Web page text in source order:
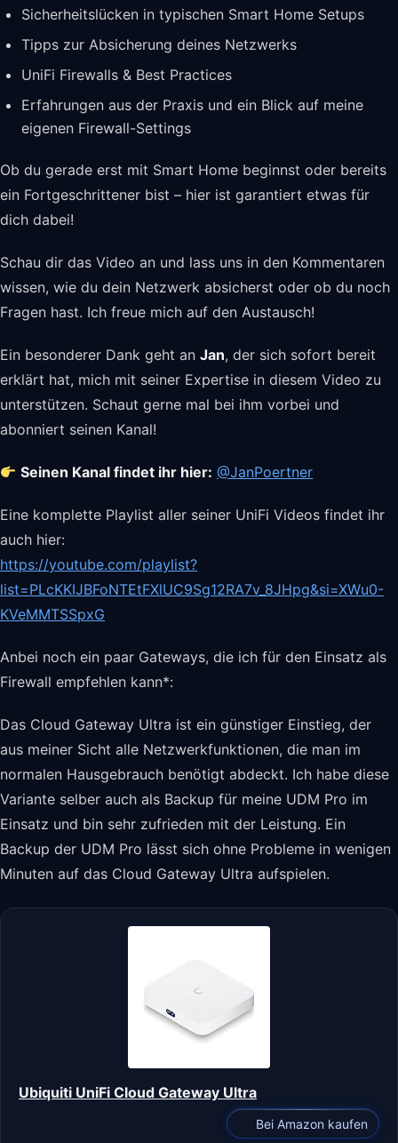
Sicherheitslücken in typischen Smart Home Setups
Tipps zur Absicherung deines Netzwerks
UniFi Firewalls & Best Practices
Erfahrungen aus der Praxis und ein Blick auf meine
eigenen Firewall-Settings
Ob du gerade erst mit Smart Home beginnst oder bereits
ein Fortgeschrittener bist – hier ist garantiert etwas für
dich dabei!
Schau dir das Video an und lass uns in den Kommentaren
wissen, wie du dein Netzwerk absicherst oder ob du noch
Fragen hast. Ich freue mich auf den Austausch!
Ein besonderer Dank geht an Jan, der sich sofort bereit
erklärt hat, mich mit seiner Expertise in diesem Video zu
unterstützen. Schaut gerne mal bei ihm vorbei und
abonniert seinen Kanal!
Seinen Kanal findet ihr hier: @JanPoertner
Eine komplette Playlist aller seiner UniFi Videos findet ihr
auch hier:
https://youtube.com/playlist?
list=PLcKKIJBFoNTEtFXlUC9Sg12RA7v_8JHpg&si=XWu0-
KVeMMTSSpxG
Anbei noch ein paar Gateways, die ich für den Einsatz als
Firewall empfehlen kann*:
Das Cloud Gateway Ultra ist ein günstiger Einstieg, der
aus meiner Sicht alle Netzwerkfunktionen, die man im
normalen Hausgebrauch benötigt abdeckt. Ich habe diese
Variante selber auch als Backup für meine UDM Pro im
Einsatz und bin sehr zufrieden mit der Leistung. Ein
Backup der UDM Pro lässt sich ohne Probleme in wenigen
Minuten auf das Cloud Gateway Ultra aufspielen.
Ubiquiti UniFi Cloud Gateway Ultra
Bei Amazon kaufen